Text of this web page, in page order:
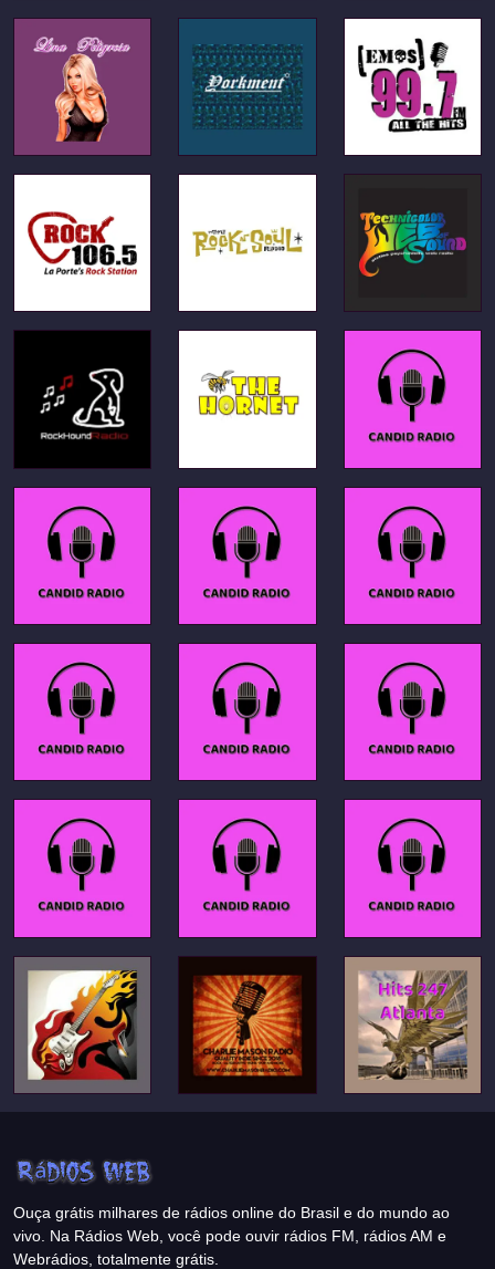
Ouça grátis milhares de rádios online do Brasil e do mundo ao
vivo. Na Rádios Web, você pode ouvir rádios FM, rádios AM e
Webrádios, totalmente grátis.